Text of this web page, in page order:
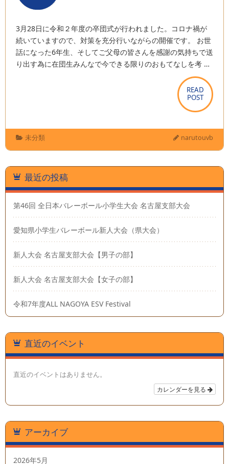
3月28日に令和２年度の卒団式が行われました。コロナ禍が
続いていますので、対策を充分行いながらの開催です。 お世
話になった6年生、そしてご父母の皆さんを感謝の気持ちで送
り出す為に在団生みんなで今できる限りのおもてなしを考 …
READ
POST
READ
POST
未分類 narutouvb
最近の投稿
第46回 全日本バレーボール小学生大会 名古屋支部大会
愛知県小学生バレーボール新人大会（県大会）
新人大会 名古屋支部大会【男子の部】
新人大会 名古屋支部大会【女子の部】
令和7年度ALL NAGOYA ESV Festival
直近のイベント
直近のイベントはありません。
カレンダーを見る
アーカイブ
2026年5月